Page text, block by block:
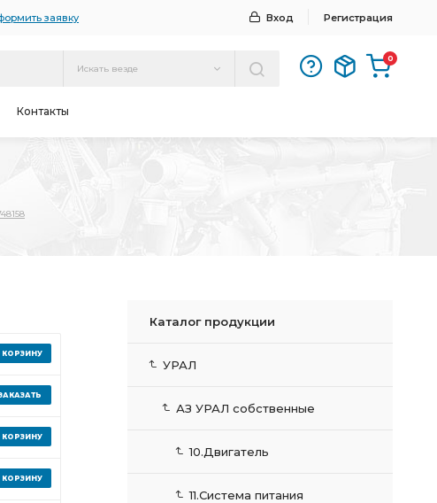
заявку Вход Регистрация
Искать везде
0
Контакты
Каталог продукции
УРАЛ
АЗ УРАЛ собственные
10.Двигатель
11.Система питания